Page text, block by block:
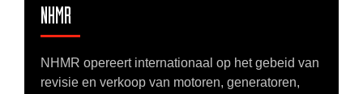
NHMR
NHMR opereert internationaal op het gebeid van
revisie en verkoop van motoren, generatoren,